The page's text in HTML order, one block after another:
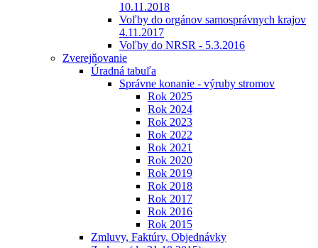
10.11.2018
Voľby do orgánov samosprávnych krajov
4.11.2017
Voľby do NRSR - 5.3.2016
Zverejňovanie
Úradná tabuľa
Správne konanie - výruby stromov
Rok 2025
Rok 2024
Rok 2023
Rok 2022
Rok 2021
Rok 2020
Rok 2019
Rok 2018
Rok 2017
Rok 2016
Rok 2015
Zmluvy, Faktúry, Objednávky